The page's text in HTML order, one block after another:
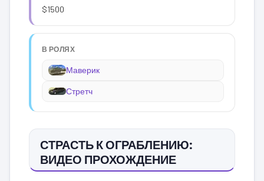
$1500
В РОЛЯХ
Маверик
Стретч
СТРАСТЬ К ОГРАБЛЕНИЮ:
ВИДЕО ПРОХОЖДЕНИЕ